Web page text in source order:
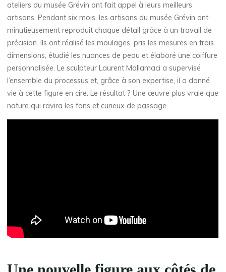
ateliers du musée Grévin ont fait appel à leurs meilleurs
artisans. Pendant six mois, les artisans du musée Grévin ont
minutieusement reproduit chaque détail grâce à un travail de
précision. Ils ont réalisé les moulages, pris les mesures en trois
dimensions, étudié les nuances de peau et élaboré une coiffure
personnalisée. Le sculpteur Laurent Mallamaci a supervisé
l’ensemble du processus et, grâce à son expertise, il a donné
vie à cette figure en cire. Le résultat ? Une œuvre plus vraie que
nature qui ravira les fans et curieux de passage.